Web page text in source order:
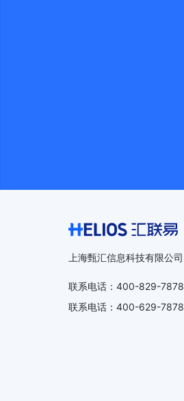
上海甄汇信息科技有限公司
联系电话 ： 400-829-7878
联系电话 ： 400-629-7878